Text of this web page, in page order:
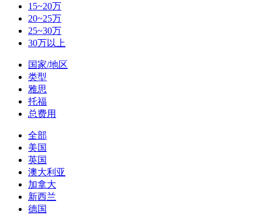
15~20万
20~25万
25~30万
30万以上
国家/地区
类型
雅思
托福
总费用
全部
美国
英国
澳大利亚
加拿大
新西兰
德国